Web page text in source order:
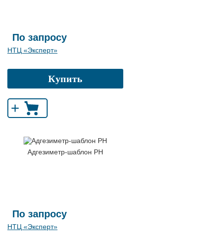
По запросу
НТЦ «Эксперт»
Купить
+
Адгезиметр-шаблон РН
По запросу
НТЦ «Эксперт»